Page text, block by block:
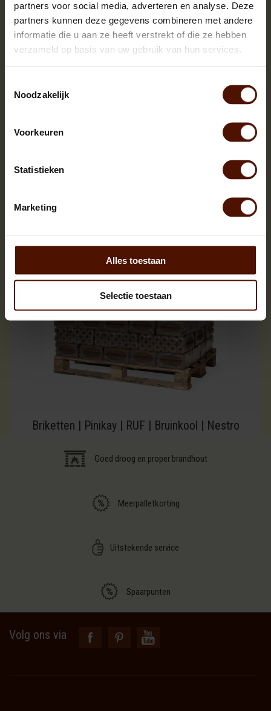
partners voor social media, adverteren en analyse. Deze
partners kunnen deze gegevens combineren met andere
informatie die u aan ze heeft verstrekt of die ze hebben
verzameld op basis van uw gebruik van hun services.
Noodzakelijk
Voorkeuren
Statistieken
Marketing
Alles toestaan
Selectie toestaan
Hele pallets | ca.1000 blokken |
ca.120x80x200cm. | bloklengte ca.25 cm.
Briketten | Pinikay | RUF | Bruinkool | Nestro
Goed droog en proper brandhout
Meerpalletkorting
Uitstekende service
Spaarpunten
Volg ons via